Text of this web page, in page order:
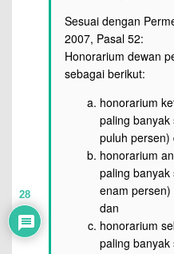
Sesuai dengan
2007, Pasal 52:
Honorarium dewan
sebagai berikut:
honorarium
paling
puluh persen)
honorarium
paling banyak
enam persen)
dan
honorarium
paling
28